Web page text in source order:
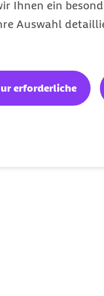
Ihnen ein
Auswahl
erforderliche